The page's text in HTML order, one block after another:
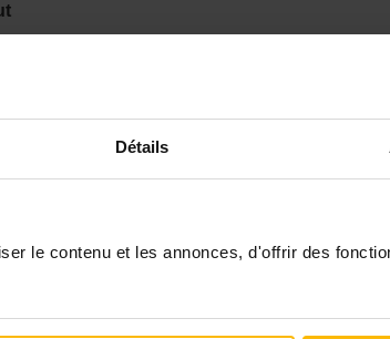
Détails
le contenu et les annonces, d'offrir des